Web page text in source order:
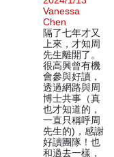
Vanessa
Chen
隔了七年才又
上來，才知周
先生離開了。
很高興曾有機
會參與好讀，
透過網路與周
博士共事（真
也才知道的，
一直只稱呼周
先生的)，感謝
好讀團隊！也
和過去一樣，